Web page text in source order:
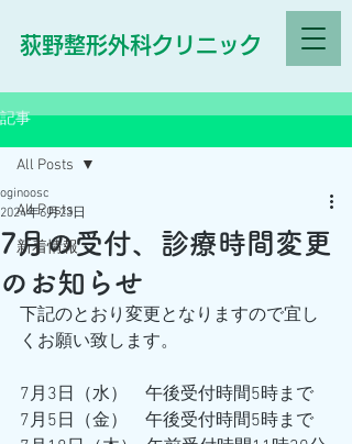
荻野整形外科クリニック
記事
All Posts
新着情報
All Posts
7月の受付、診療時間変更
のお知らせ
oginoosc
2024年6月23日
下記のとおり変更となりますので宜し
くお願い致します。
7月3日（水）　午後受付時間5時まで
7月5日（金）    午後受付時間5時まで